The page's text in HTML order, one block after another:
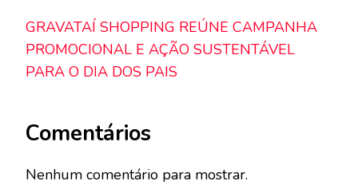
GRAVATAÍ SHOPPING REÚNE CAMPANHA
PROMOCIONAL E AÇÃO SUSTENTÁVEL
PARA O DIA DOS PAIS
Comentários
Nenhum comentário para mostrar.